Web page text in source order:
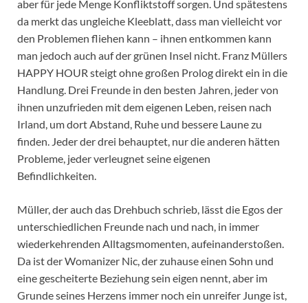
aber für jede Menge Konfliktstoff sorgen. Und spätestens
da merkt das ungleiche Kleeblatt, dass man vielleicht vor
den Problemen fliehen kann – ihnen entkommen kann
man jedoch auch auf der grünen Insel nicht. Franz Müllers
HAPPY HOUR steigt ohne großen Prolog direkt ein in die
Handlung. Drei Freunde in den besten Jahren, jeder von
ihnen unzufrieden mit dem eigenen Leben, reisen nach
Irland, um dort Abstand, Ruhe und bessere Laune zu
finden. Jeder der drei behauptet, nur die anderen hätten
Probleme, jeder verleugnet seine eigenen
Befindlichkeiten.
Müller, der auch das Drehbuch schrieb, lässt die Egos der
unterschiedlichen Freunde nach und nach, in immer
wiederkehrenden Alltagsmomenten, aufeinanderstoßen.
Da ist der Womanizer Nic, der zuhause einen Sohn und
eine gescheiterte Beziehung sein eigen nennt, aber im
Grunde seines Herzens immer noch ein unreifer Junge ist,